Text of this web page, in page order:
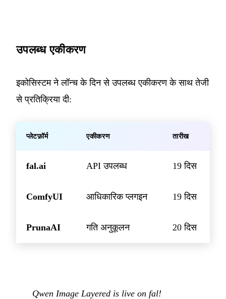
उपलब्ध एकीकरण
इकोसिस्टम ने लॉन्च के दिन से उपलब्ध एकीकरण के साथ तेजी
से प्रतिक्रिया दी:
प्लेटफ़ॉर्म एकीकरण तारीख
fal.ai API उपलब्ध 19 दिस
ComfyUI आधिकारिक प्लगइन 19 दिस
PrunaAI गति अनुकूलन 20 दिस
Qwen Image Layered is live on fal!